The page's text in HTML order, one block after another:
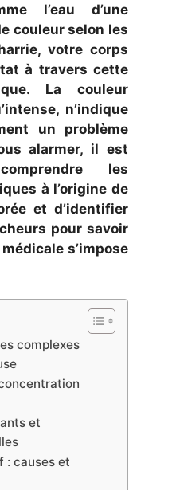
l’eau d’une
couleur selon les
votre corps
à travers cette
La couleur
n’indique
un problème
alarmer, il est
les
à l’origine de
et d’identifier
pour savoir
s’impose
complexes
et
: causes et